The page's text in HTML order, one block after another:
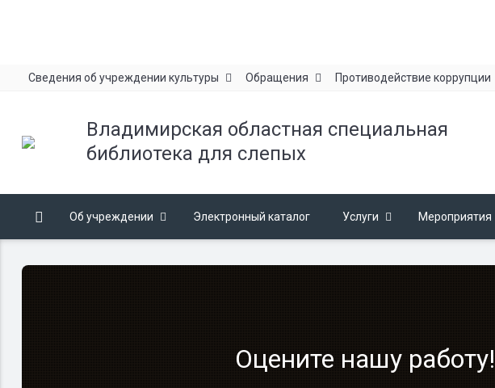
Сведения об учреждении культуры Обращения Противодействие коррупции
Владимирская областная специальная
библиотека для слепых
Об учреждении Электронный каталог Услуги Мероприятия
Оцените нашу работу!